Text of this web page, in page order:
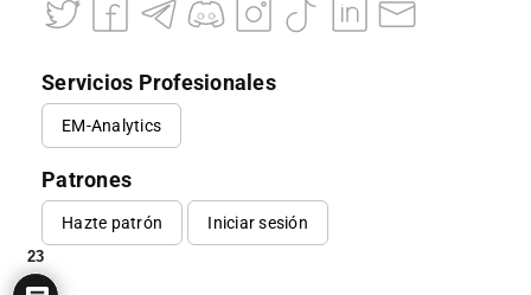
Servicios Profesionales
EM-Analytics
Patrones
Hazte patrón Iniciar sesión
23